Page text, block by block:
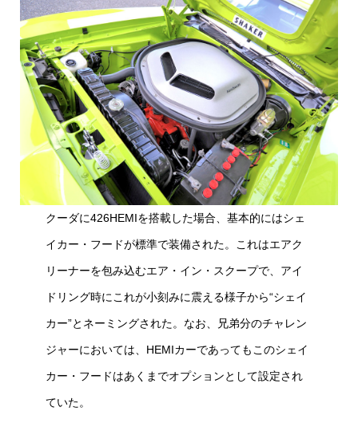
クーダに426HEMIを搭載した場合、基本的にはシェ
イカー・フードが標準で装備された。これはエアク
リーナーを包み込むエア・イン・スクープで、アイ
ドリング時にこれが小刻みに震える様子から“シェイ
カー”とネーミングされた。なお、兄弟分のチャレン
ジャーにおいては、HEMIカーであってもこのシェイ
カー・フードはあくまでオプションとして設定され
ていた。